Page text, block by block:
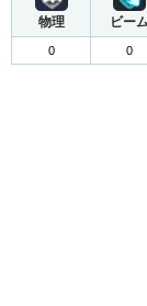
物理 ビー
0 0